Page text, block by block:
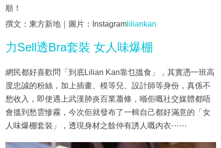
順！
撰文：東方新地｜圖片：Instagramliliankan
力Sell透Bra套裝 女人味爆棚
網民都好喜歡問「到底Lilian Kan靠乜搵食」，其實憑一班高
度忠誠的粉絲，加上插畫、模等兒、設計師等身份，真係不
愁收入，即使遇上武漢肺炎百業蕭條，喺佢嘅社交媒體都唔
會搵到愁雲慘霧，今次佢就發布了一輯自己都好滿意的「女
人味爆棚套裝」，透現身材之餘仲有誘人嘅內衣⋯⋯